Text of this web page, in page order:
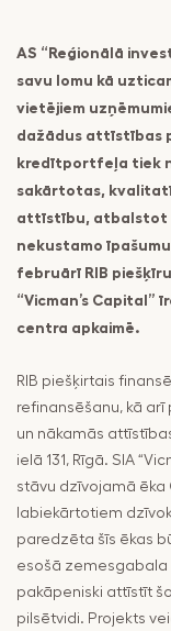
AS “Reģionālā
savu lomu kā
vietējiem
dažādus attīstības
kredītportfeļa tiek
sakārtotas,
attīstību, atbalstot
nekustamo
februārī RIB
“Vicman’s
centra apkaimē.
RIB piešķirtais
refinansēšanu, kā
un nākamās
ielā 131, Rīgā. SIA
stāvu dzīvojamā ēka
labiekārtotiem
paredzēta šīs ēkas
esošā zemesgabala
pakāpeniski attīstīt
pilsētvidi. Projekts